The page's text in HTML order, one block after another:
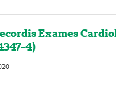
Exames
4)